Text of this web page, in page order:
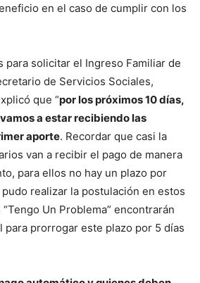
en el caso de cumplir con los
para solicitar el Ingreso Familiar de
de Servicios Sociales,
que “por los próximos 10 días,
a estar recibiendo las
aporte. Recordar que casi la
van a recibir el pago de manera
para ellos no hay un plazo por
realizar la postulación en estos
Un Problema” encontrarán
para prorrogar este plazo por 5 días